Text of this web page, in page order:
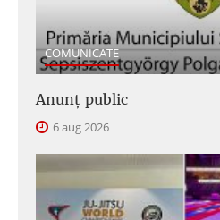
COMUNICATE
Anunţ public
6 aug 2026